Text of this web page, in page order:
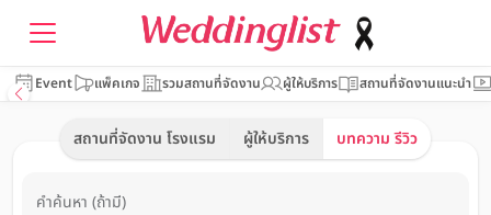
Event แพ็คเกจ รวมสถานที่จัดงาน ผู้ให้บริการ สถานที่จัดงานแนะนำ
สถานที่จัดงาน โรงแรม ผู้ให้บริการ บทความ รีวิว
คำค้นหา (ถ้ามี)